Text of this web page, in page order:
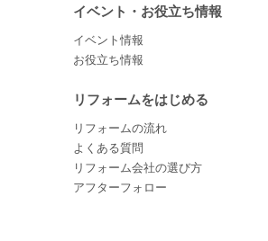
イベント・お役立ち情報
イベント情報
お役立ち情報
リフォームをはじめる
リフォームの流れ
よくある質問
リフォーム会社の選び方
アフターフォロー